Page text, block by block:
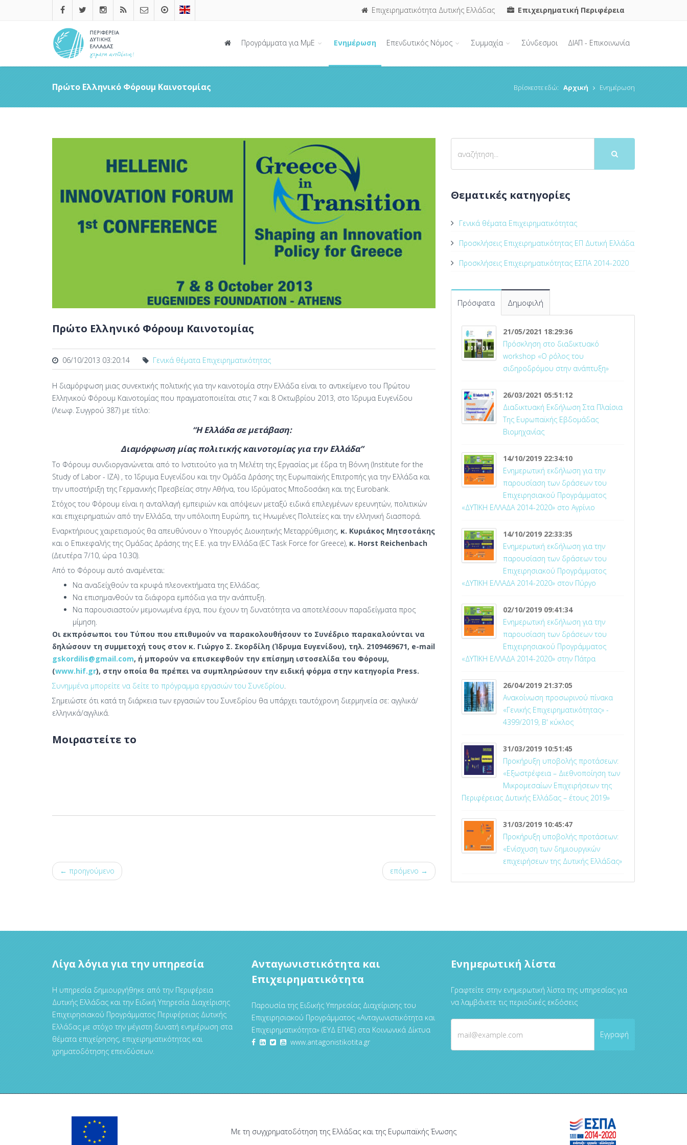
Επιχειρηματικότητα Δυτικής Ελλάδας Επιχειρηματική Περιφέρεια
Προγράμματα για ΜμΕ Ενημέρωση Επενδυτικός Νόμος Συμμαχία Σύνδεσμοι ΔΙΑΠ - Επικοινωνία
Πρώτο Ελληνικό Φόρουμ Καινοτομίας Βρίσκεστε εδώ: Αρχική Ενημέρωση
Πρώτο Ελληνικό Φόρουμ Καινοτομίας
06/10/2013 03:20:14 Γενικά θέματα Επιχειρηματικότητας
Η διαμόρφωση μιας συνεκτικής πολιτικής για την καινοτομία στην Ελλάδα είναι το αντικείμενο του Πρώτου
Ελληνικού Φόρουμ Καινοτομίας που πραγματοποιείται στις 7 και 8 Οκτωβρίου 2013, στο Ίδρυμα Ευγενίδου
(Λεωφ. Συγγρού 387) με τίτλο:
“Η Ελλάδα σε μετάβαση:
Διαμόρφωση μίας πολιτικής καινοτομίας για την Ελλάδα”
Το Φόρουμ συνδιοργανώνεται από το Ινστιτούτο για τη Μελέτη της Εργασίας με έδρα τη Βόννη (Institute for the
Study of Labor - IZA) , το Ίδρυμα Ευγενίδου και την Ομάδα Δράσης της Ευρωπαϊκής Επιτροπής για την Ελλάδα και
την υποστήριξη της Γερμανικής Πρεσβείας στην Αθήνα, του Ιδρύματος Μποδοσάκη και της Eurobank.
Στόχος του Φόρουμ είναι η ανταλλαγή εμπειριών και απόψεων μεταξύ ειδικά επιλεγμένων ερευνητών, πολιτικών
και επιχειρηματιών από την Ελλάδα, την υπόλοιπη Ευρώπη, τις Ηνωμένες Πολιτείες και την ελληνική διασπορά.
Εναρκτήριους χαιρετισμούς θα απευθύνουν ο Υπουργός Διοικητικής Μεταρρύθμισης, κ. Κυριάκος Μητσοτάκης
και ο Επικεφαλής της Ομάδας Δράσης της Ε.Ε. για την Ελλάδα (EC Task Force for Greece), κ. Horst Reichenbach
(Δευτέρα 7/10, ώρα 10.30).
Από το Φόρουμ αυτό αναμένεται:
Να αναδείχθούν τα κρυφά πλεονεκτήματα της Ελλάδας.
Να επισημανθούν τα διάφορα εμπόδια για την ανάπτυξη.
Να παρουσιαστούν μεμονωμένα έργα, που έχουν τη δυνατότητα να αποτελέσουν παραδείγματα προς
μίμηση.
Οι εκπρόσωποι του Τύπου που επιθυμούν να παρακολουθήσουν το Συνέδριο παρακαλούνται να
δηλώσουν τη συμμετοχή τους στον κ. Γιώργο Σ. Σκορδίλη (Ίδρυμα Ευγενίδου), τηλ. 2109469671, e-mail
gskordilis@gmail.com, ή μπορούν να επισκεφθούν την επίσημη ιστοσελίδα του Φόρουμ,
(www.hif.gr), στην οποία θα πρέπει να συμπληρώσουν την ειδική φόρμα στην κατηγορία Press.
Συνημμένα μπορείτε να δείτε το πρόγραμμα εργασιών του Συνεδρίου.
Σημειώστε ότι κατά τη διάρκεια των εργασιών του Συνεδρίου θα υπάρχει ταυτόχρονη διερμηνεία σε: αγγλικά/
ελληνικά/αγγλικά.
Μοιραστείτε το
← προηγούμενο επόμενο →
Θεματικές κατηγορίες
Γενικά θέματα Επιχειρηματικότητας
Προσκλήσεις Επιχειρηματικότητας ΕΠ Δυτική Ελλάδα
Προσκλήσεις Επιχειρηματικότητας ΕΣΠΑ 2014-2020
Πρόσφατα Δημοφιλή
21/05/2021 18:29:36
Πρόσκληση στο διαδικτυακό
workshop «Ο ρόλος του
σιδηροδρόμου στην ανάπτυξη»
26/03/2021 05:51:12
Διαδικτυακή Εκδήλωση Στα Πλαίσια
Της Ευρωπαϊκής Εβδομάδας
Βιομηχανίας
14/10/2019 22:34:10
Ενημερωτική εκδήλωση για την
παρουσίαση των δράσεων του
Επιχειρησιακού Προγράμματος
«ΔΥΤΙΚΗ ΕΛΛΑΔΑ 2014-2020» στο Αγρίνιο
14/10/2019 22:33:35
Ενημερωτική εκδήλωση για την
παρουσίαση των δράσεων του
Επιχειρησιακού Προγράμματος
«ΔΥΤΙΚΗ ΕΛΛΑΔΑ 2014-2020» στον Πύργο
02/10/2019 09:41:34
Ενημερωτική εκδήλωση για την
παρουσίαση των δράσεων του
Επιχειρησιακού Προγράμματος
«ΔΥΤΙΚΗ ΕΛΛΑΔΑ 2014-2020» στην Πάτρα
26/04/2019 21:37:05
Ανακοίνωση προσωρινού πίνακα
«Γενικής Επιχειρηματικότητας» -
4399/2019, Β' κύκλος
31/03/2019 10:51:45
Προκήρυξη υποβολής προτάσεων:
«Εξωστρέφεια – Διεθνοποίηση των
Μικρομεσαίων Επιχειρήσεων της
Περιφέρειας Δυτικής Ελλάδας – έτους 2019»
31/03/2019 10:45:47
Προκήρυξη υποβολής προτάσεων:
«Ενίσχυση των δημιουργικών
επιχειρήσεων της Δυτικής Ελλάδας»
Λίγα λόγια για την υπηρεσία
Η υπηρεσία δημιουργήθηκε από την Περιφέρεια
Δυτικής Ελλάδας και την Ειδική Υπηρεσία Διαχείρισης
Επιχειρησιακού Προγράμματος Περιφέρειας Δυτικής
Ελλάδας με στόχο την μέγιστη δυνατή ενημέρωση στα
θέματα επιχείρησης, επιχειρηματικότητας και
χρηματοδότησης επενδύσεων.
Ανταγωνιστικότητα και
Επιχειρηματικότητα
Παρουσία της Ειδικής Υπηρεσίας Διαχείρισης του
Επιχειρησιακού Προγράμματος «Ανταγωνιστικότητα και
Επιχειρηματικότητα» (ΕΥΔ ΕΠΑΕ) στα Κοινωνικά Δίκτυα
www.antagonistikotita.gr
Ενημερωτική λίστα
Γραφτείτε στην ενημερωτική λίστα της υπηρεσίας για
να λαμβάνετε τις περιοδικές εκδόσεις
Με τη συγχρηματοδότηση της Ελλάδας και της Ευρωπαϊκής Ένωσης